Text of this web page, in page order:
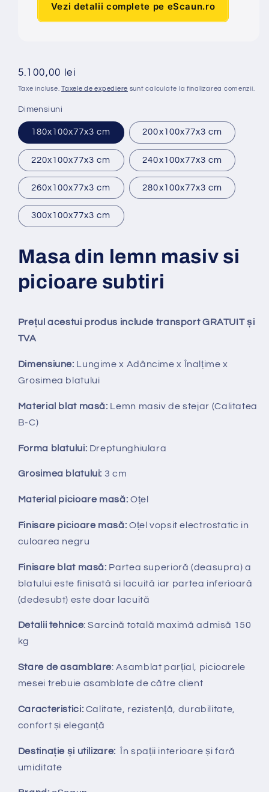
Vezi detalii complete pe eScaun.ro
Preț
obișnuit
5.100,00 lei
Taxe incluse. Taxele de expediere sunt calculate la finalizarea comenzii.
Dimensiuni
180x100x77x3 cm 200x100x77x3 cm
220x100x77x3 cm 240x100x77x3 cm
260x100x77x3 cm 280x100x77x3 cm
300x100x77x3 cm
Masa din lemn masiv si
picioare subtiri
Prețul acestui produs include transport GRATUIT și
TVA
Dimensiune: Lungime x Adâncime x Înalțime x
Grosimea blatului
Material blat masă: Lemn masiv de stejar (Calitatea
B-C)
Forma blatului: Dreptunghiulara
Grosimea blatului: 3 cm
Material picioare masă: Oțel
Finisare picioare masă: Oțel vopsit electrostatic in
culoarea negru
Finisare blat masă: Partea superioră (deasupra) a
blatului este finisată si lacuită iar partea inferioară
(dedesubt) este doar lacuită
Detalii tehnice: Sarcină totală maximă admisă 150
kg
Stare de asamblare: Asamblat parțial, picioarele
mesei trebuie asamblate de către client
Caracteristici: Calitate, rezistență, durabilitate,
confort și eleganță
Destinație și utilizare: În spații interioare și fară
umiditate